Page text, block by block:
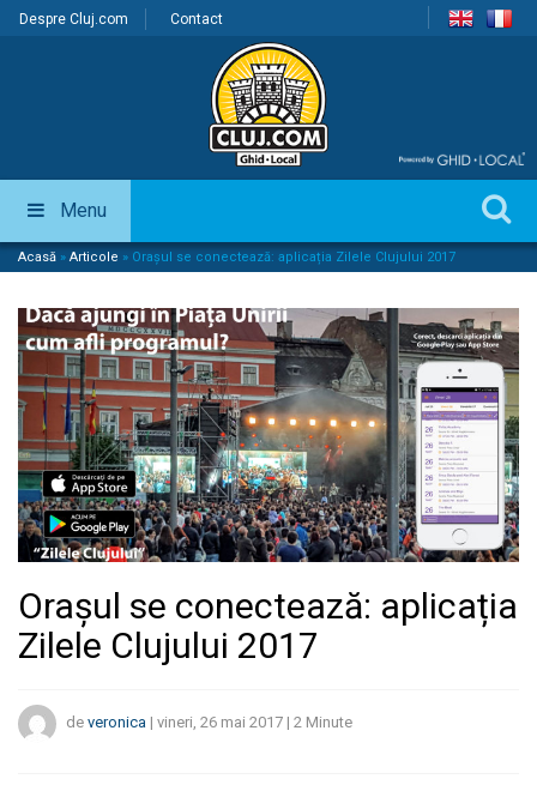
Despre Cluj.com Contact
Menu
Acasă » Articole » Orașul se conectează: aplicația Zilele Clujului 2017
Orașul se conectează: aplicația
Zilele Clujului 2017
de veronica | vineri, 26 mai 2017 | 2 Minute